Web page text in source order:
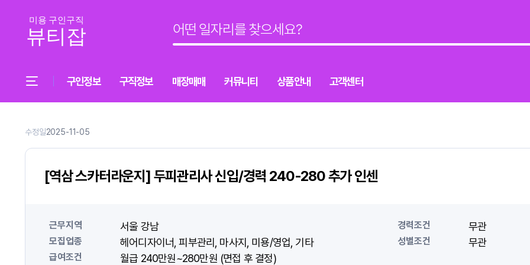
구인정보 구직정보 매장매매 커뮤니티 상품안내 고객센터
수정일2025-11-05
[역삼 스카터라운지] 두피관리사 신입/경력 240-280 추가 인센
근무지역 서울 강남
모집업종 헤어디자이너 피부관리 마사지 미용/영업 기타
급여조건 월급 240만원~280만원 (면접 후 결정)
경력조건 무관
성별조건 무관